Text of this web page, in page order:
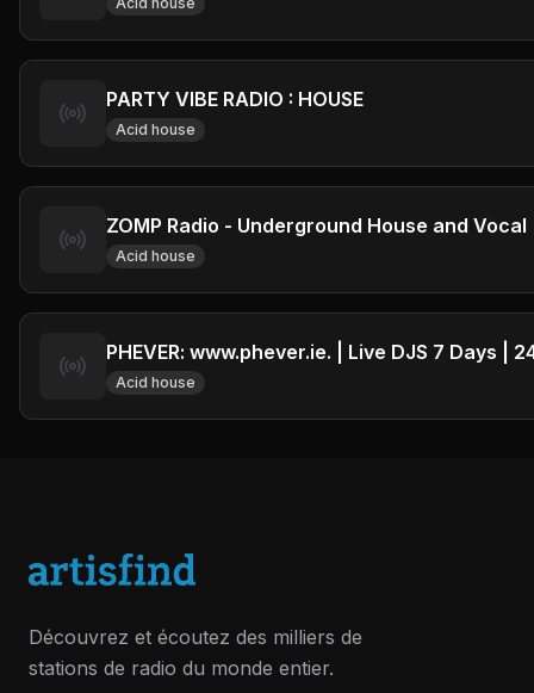
PARTY VIBE RADIO : HOUSE
Acid house
ZOMP Radio - Underground House and Vocal
Acid house
PHEVER: www.phever.ie. | Live DJS 7 Days |
Acid house
Découvrez et écoutez des milliers de
stations de radio du monde entier.